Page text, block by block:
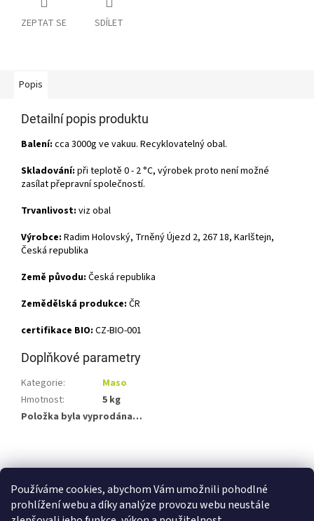
Používáme cookies, abychom Vám umožnili pohodlné
prohlížení webu a díky analýze provozu webu neustále
ZEPTAT SE SDÍLET
Popis
Detailní popis produktu
Balení: cca 3000g ve vakuu. Recyklovatelný obal.
Skladování: při teplotě 0 - 2 °C, výrobek proto není možné
zasílat přepravní společností.
Trvanlivost: viz obal
Výrobce: Radim Holovský, Trněný Újezd 2, 267 18, Karlštejn,
Česká republika
Země původu: Česká republika
Zemědělská produkce: ČR
certifikace BIO: CZ-BIO-001
Doplňkové parametry
Kategorie:
Maso
Hmotnost:
5 kg
Položka byla vyprodána…
á